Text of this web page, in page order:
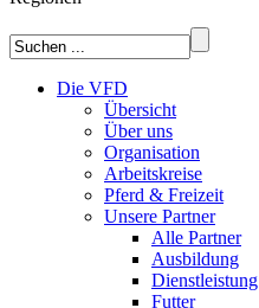
Die VFD
Übersicht
Über uns
Organisation
Arbeitskreise
Pferd & Freizeit
Unsere Partner
Alle Partner
Ausbildung
Dienstleistung
Futter